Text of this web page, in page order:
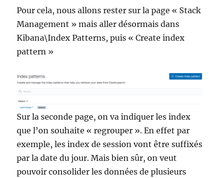
Pour cela, nous allons rester sur la page « Stack
Management » mais aller désormais dans
Kibana\Index Patterns, puis « Create index
pattern »
Sur la seconde page, on va indiquer les index
que l’on souhaite « regrouper ». En effet par
exemple, les index de session vont être suffixés
par la date du jour. Mais bien sûr, on veut
pouvoir consolider les données de plusieurs